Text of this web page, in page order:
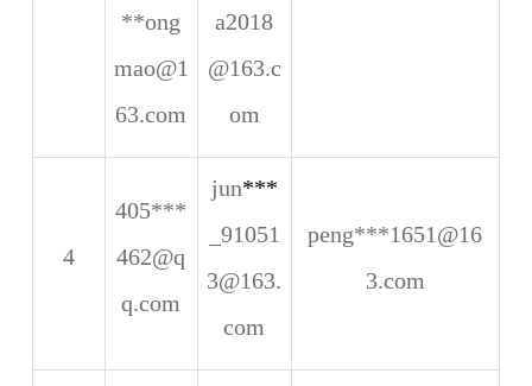
**ong
mao@1
63.com
a2018
@163.c
om
4
405***
462@q
q.com
jun***
_91051
3@163.
com
peng***1651@16
3.com